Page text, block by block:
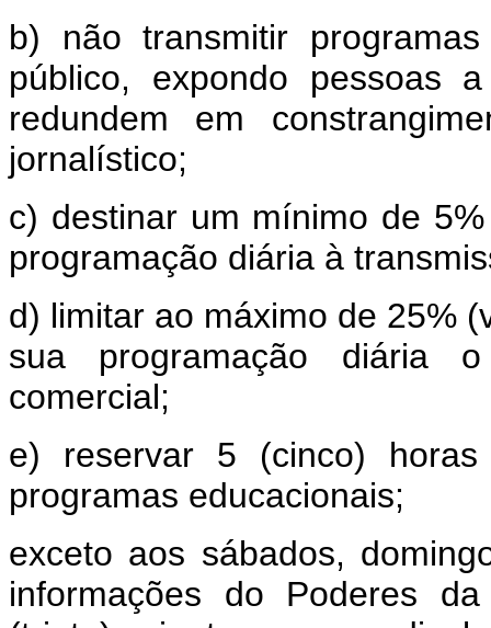
b) não transmitir
público, expondo pessoas
redundem em
jornalístico;
c) destinar um mínimo de
programação diária à
d) limitar ao máximo de 25%
sua programação diária
comercial;
e) reservar 5 (cinco)
programas educacionais;
exceto aos sábados,
informações do Poderes